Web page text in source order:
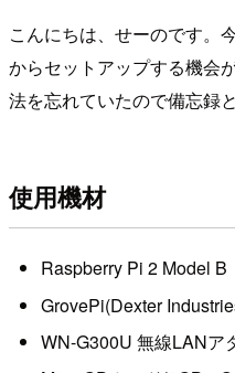
こんにちは、せーのです。
からセットアップする機会
法を忘れていたので備忘録
使用機材
Raspberry Pi 2 Model B
GrovePi(Dexter
WN-G300U 無線LANア